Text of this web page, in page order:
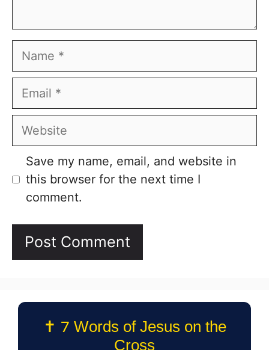
Name
Email
Website
Save my name, email, and website in
this browser for the next time I
comment.
✝️ 7 Words of Jesus on the